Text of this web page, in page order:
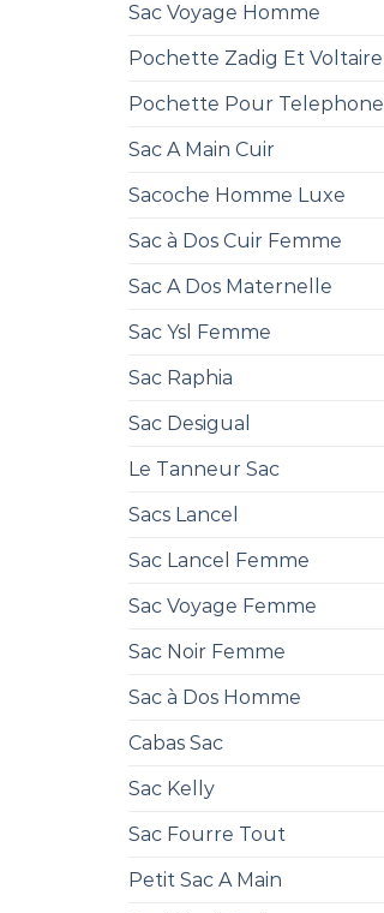
Sac Voyage Homme
Pochette Zadig Et Voltaire
Pochette Pour Telephone
Sac A Main Cuir
Sacoche Homme Luxe
Sac à Dos Cuir Femme
Sac A Dos Maternelle
Sac Ysl Femme
Sac Raphia
Sac Desigual
Le Tanneur Sac
Sacs Lancel
Sac Lancel Femme
Sac Voyage Femme
Sac Noir Femme
Sac à Dos Homme
Cabas Sac
Sac Kelly
Sac Fourre Tout
Petit Sac A Main